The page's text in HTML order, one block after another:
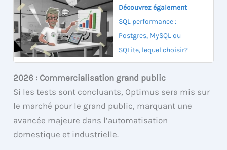
Découvrez également
SQL performance :
Postgres, MySQL ou
SQLite, lequel choisir?
2026 : Commercialisation grand public
Si les tests sont concluants, Optimus sera mis sur
le marché pour le grand public, marquant une
avancée majeure dans l’automatisation
domestique et industrielle.